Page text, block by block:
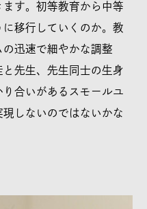
ます。初等教育から中等
移行していくのか。教
迅速で細やかな調整
と先生、先生同士の生身
り合いがあるスモールユ
現しないのではないかな